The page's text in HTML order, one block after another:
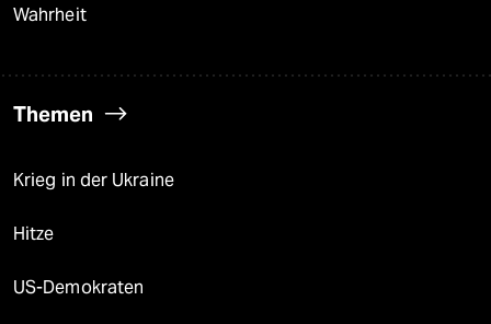
Wahrheit
Themen
Krieg in der Ukraine
Hitze
US-Demokraten